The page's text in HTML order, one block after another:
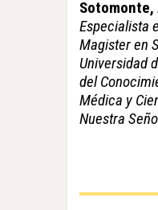
Sotomonte,
Especialista
Magister en
Universidad
del
Médica y
Nuestra